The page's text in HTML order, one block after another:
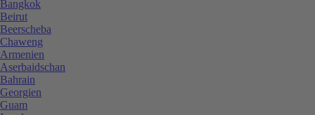
Bangkok
Beirut
Beerscheba
Chaweng
Armenien
Aserbaidschan
Bahrain
Georgien
Guam